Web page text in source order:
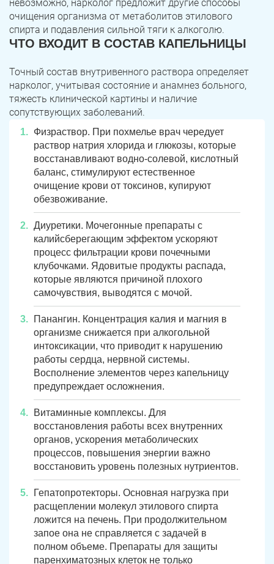
невозможно, нарколог предложит другие способы
очищения организма от метаболитов этилового
спирта и подавления сильной тяги к алкоголю.
ЧТО ВХОДИТ В СОСТАВ КАПЕЛЬНИЦЫ
Точный состав внутривенного раствора определяет
нарколог, учитывая состояние и анамнез больного,
тяжесть клинической картины и наличие
сопутствующих заболеваний.
Физраствор. При похмелье врач чередует
раствор натрия хлорида и глюкозы, которые
восстанавливают водно-солевой, кислотный
баланс, стимулируют естественное
очищение крови от токсинов, купируют
обезвоживание.
Диуретики. Мочегонные препараты с
калийсберегающим эффектом ускоряют
процесс фильтрации крови почечными
клубочками. Ядовитые продукты распада,
которые являются причиной плохого
самочувствия, выводятся с мочой.
Панангин. Концентрация калия и магния в
организме снижается при алкогольной
интоксикации, что приводит к нарушению
работы сердца, нервной системы.
Восполнение элементов через капельницу
предупреждает осложнения.
Витаминные комплексы. Для
восстановления работы всех внутренних
органов, ускорения метаболических
процессов, повышения энергии важно
восстановить уровень полезных нутриентов.
Гепатопротекторы. Основная нагрузка при
расщеплении молекул этилового спирта
ложится на печень. При продолжительном
запое она не справляется с задачей в
полном объеме. Препараты для защиты
паренхиматозных клеток не только
Записаться
Я ознакомлен и принимаю условия работы сайта
Задать вопрос
Я ознакомлен и принимаю
Записаться
Я ознакомлен и принимаю условия работы сайта
Юрюзань Верхнеуральск
Локомотивный Миньяр
Катав-Ивановск Куса
Пласт
Усть-Катав Верхний Уфалей
Еманжелинск Карталы
Аша Трехгорный
Южноуральск Сатка
Чебаркуль Снежинск
Троицк Озерск
Копейск Миасс
Златоуст Магнитогорск
Записаться
Я ознакомлен и принимаю условия работы сайта